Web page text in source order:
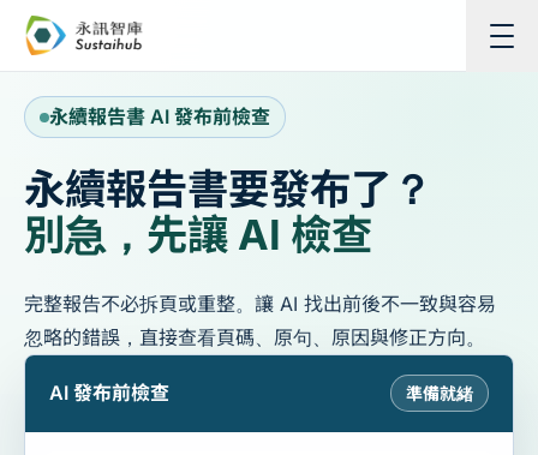
跳至主內容
永續報告書 AI 發布前檢查
永續報告書要發布了？
別急，先讓 AI 檢查
完整報告不必拆頁或重整。讓 AI 找出前後不一致與容易
忽略的錯誤，直接查看頁碼、原句、原因與修正方向。
AI 發布前檢查 準備就緒